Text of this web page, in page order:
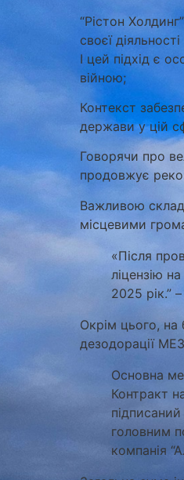
“Рістон
своєї
І цей підхід є
війною;
Контекст
держави у цій
Говорячи про
продовжує
Важливою
місцевими
«Після
ліцензію
2025 рік.”
Окрім цього, на
дезодорації
Основна
Контракт
головним
компанія